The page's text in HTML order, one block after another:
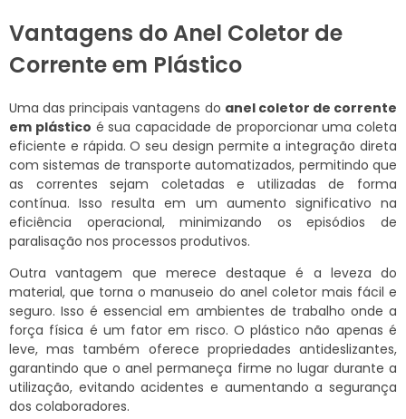
Vantagens do Anel Coletor de
Corrente em Plástico
Uma das principais vantagens do anel coletor de corrente
em plástico é sua capacidade de proporcionar uma coleta
eficiente e rápida. O seu design permite a integração direta
com sistemas de transporte automatizados, permitindo que
as correntes sejam coletadas e utilizadas de forma
contínua. Isso resulta em um aumento significativo na
eficiência operacional, minimizando os episódios de
paralisação nos processos produtivos.
Outra vantagem que merece destaque é a leveza do
material, que torna o manuseio do anel coletor mais fácil e
seguro. Isso é essencial em ambientes de trabalho onde a
força física é um fator em risco. O plástico não apenas é
leve, mas também oferece propriedades antideslizantes,
garantindo que o anel permaneça firme no lugar durante a
utilização, evitando acidentes e aumentando a segurança
dos colaboradores.